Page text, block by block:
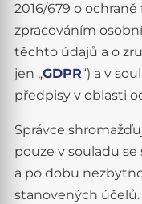
2016/679 o
zpracováním
těchto údajů a o
jen „GDPR“) a v
předpisy v oblasti
Správce
pouze v souladu
a po dobu
stanovených účelů.